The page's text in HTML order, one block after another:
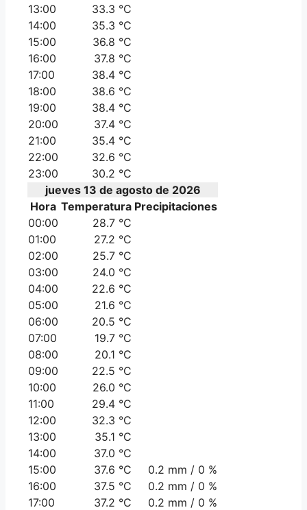
13:00
33.3 °C
14:00
35.3 °C
15:00
36.8 °C
16:00
37.8 °C
17:00
38.4 °C
18:00
38.6 °C
19:00
38.4 °C
20:00
37.4 °C
21:00
35.4 °C
22:00
32.6 °C
23:00
30.2 °C
jueves 13 de agosto de 2026
Hora Temperatura Precipitaciones
00:00
28.7 °C
01:00
27.2 °C
02:00
25.7 °C
03:00
24.0 °C
04:00
22.6 °C
05:00
21.6 °C
06:00
20.5 °C
07:00
19.7 °C
08:00
20.1 °C
09:00
22.5 °C
10:00
26.0 °C
11:00
29.4 °C
12:00
32.3 °C
13:00
35.1 °C
14:00
37.0 °C
15:00
37.6 °C
0.2 mm / 0 %
16:00
37.5 °C
0.2 mm / 0 %
17:00
37.2 °C
0.2 mm / 0 %